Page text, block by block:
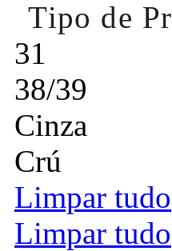
Tipo de
31
38/39
Cinza
Crú
Limpar tudo
Limpar tudo